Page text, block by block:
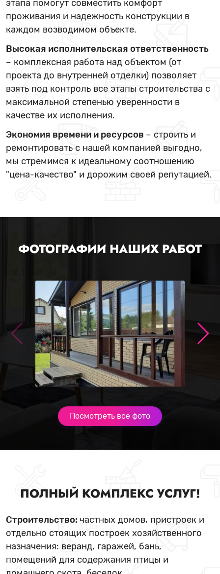
этапа помогут совместить комфорт
проживания и надежность конструкции в
каждом возводимом объекте.
Высокая исполнительская ответственность
– комплексная работа над объектом (от
проекта до внутренней отделки) позволяет
взять под контроль все этапы строительства с
максимальной степенью уверенности в
качестве их исполнения.
Экономия времени и ресурсов – строить и
ремонтировать с нашей компанией выгодно,
мы стремимся к идеальному соотношению
"цена-качество" и дорожим своей репутацией.
ФОТОГРАФИИ НАШИХ РАБОТ
Посмотреть все фото
ПОЛНЫЙ КОМПЛЕКС УСЛУГ!
Строительство: частных домов, пристроек и
отдельно стоящих построек хозяйственного
назначения: веранд, гаражей, бань,
помещений для содержания птицы и